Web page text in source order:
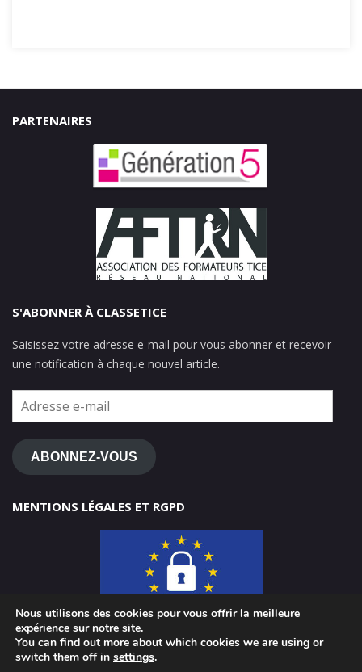
PARTENAIRES
S'ABONNER À CLASSETICE
Saisissez votre adresse e-mail pour vous abonner et recevoir
une notification à chaque nouvel article.
Adresse
e-
mail
ABONNEZ-VOUS
MENTIONS LÉGALES ET RGPD
© 2026 ClasseTICE 1d
Nous utilisons des cookies pour vous offrir la meilleure
expérience sur notre site.
You can find out more about which cookies we are using or
switch them off in settings.